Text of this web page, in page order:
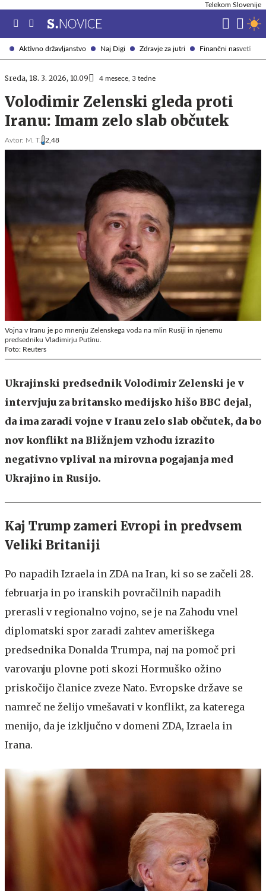
Aktivno državljanstvo Naj Digi Zdravje za jutri Finančni nasveti
Telekom Slovenije
Sreda, 18. 3. 2026, 10.09 4 mesece, 3 tedne
Volodimir Zelenski gleda proti
Iranu: Imam zelo slab občutek
Avtor: M. T. 2,48
Vojna v Iranu je po mnenju Zelenskega voda na mlin Rusiji in njenemu
predsedniku Vladimirju Putinu.
Foto: Reuters
Ukrajinski predsednik Volodimir Zelenski je v
intervjuju za britansko medijsko hišo BBC dejal,
da ima zaradi vojne v Iranu zelo slab občutek, da bo
nov konflikt na Bližnjem vzhodu izrazito
negativno vplival na mirovna pogajanja med
Ukrajino in Rusijo.
Kaj Trump zameri Evropi in predvsem
Veliki Britaniji
Po napadih Izraela in ZDA na Iran, ki so se začeli 28.
februarja in po iranskih povračilnih napadih
prerasli v regionalno vojno, se je na Zahodu vnel
diplomatski spor zaradi zahtev ameriškega
predsednika Donalda Trumpa, naj na pomoč pri
varovanju plovne poti skozi Hormuško ožino
priskočijo članice zveze Nato. Evropske države se
namreč ne želijo vmešavati v konflikt, za katerega
menijo, da je izključno v domeni ZDA, Izraela in
Irana.